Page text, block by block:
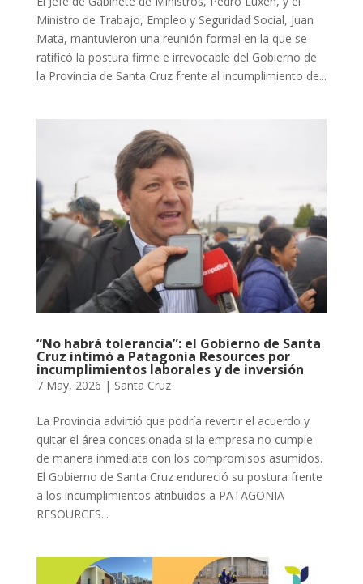
Ministro de Trabajo, Empleo y Seguridad Social, Juan
Mata, mantuvieron una reunión formal en la que se
ratificó la postura firme e irrevocable del Gobierno de
la Provincia de Santa Cruz frente al incumplimiento de...
“No habrá tolerancia”: el Gobierno de Santa
Cruz intimó a Patagonia Resources por
incumplimientos laborales y de inversión
7 May, 2026 | Santa Cruz
La Provincia advirtió que podría revertir el acuerdo y
quitar el área concesionada si la empresa no cumple
de manera inmediata con los compromisos asumidos.
El Gobierno de Santa Cruz endureció su postura frente
a los incumplimientos atribuidos a PATAGONIA
RESOURCES...